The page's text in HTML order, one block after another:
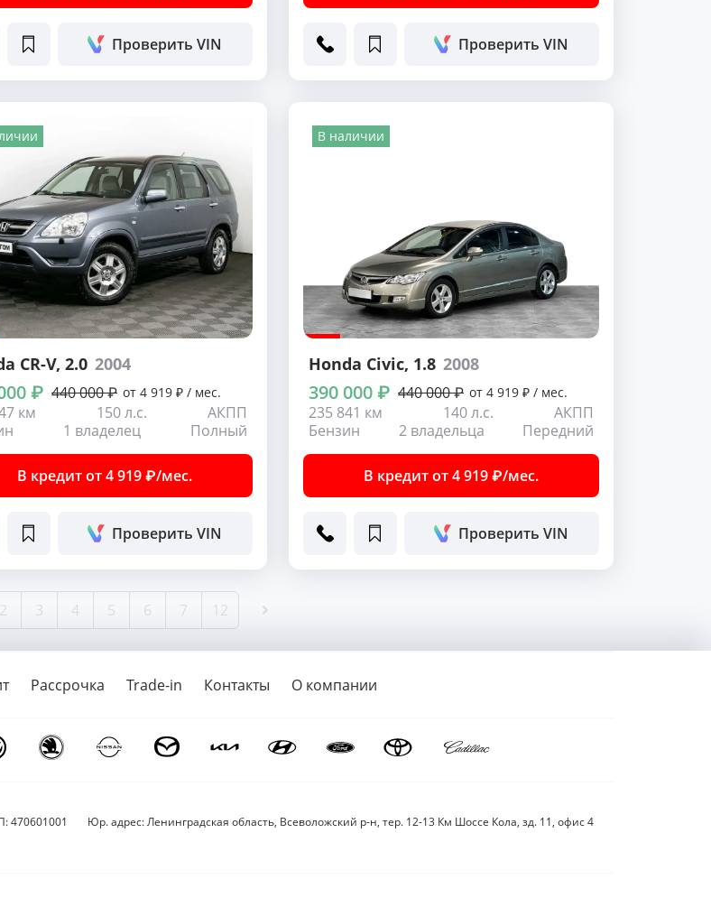
Проверить VIN Проверить VIN
CR-V, 2.0 2004
₽ 440 000 ₽ от 4 919 ₽ / мес.
км 150 л.с.
АКПП
1 владелец Полный
В кредит от 4 919 ₽/мес.
Проверить VIN
В наличии
Honda Civic, 1.8 2008
390 000 ₽ 440 000 ₽ от 4 919 ₽ / мес.
235 841 км 140 л.с.
АКПП
Бензин
2 владельца Передний
В кредит от 4 919 ₽/мес.
Проверить VIN
2 3 4 5 6 7 12
Рассрочка Trade-in Контакты О компании
470601001
Юр. адрес: Ленинградская область, Всеволожский р-н, тер. 12-13 Км Шоссе Кола, зд. 11, офис 4